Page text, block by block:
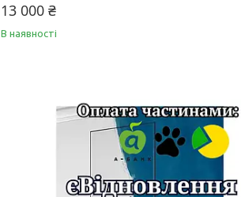
13 000 ₴
В наявності